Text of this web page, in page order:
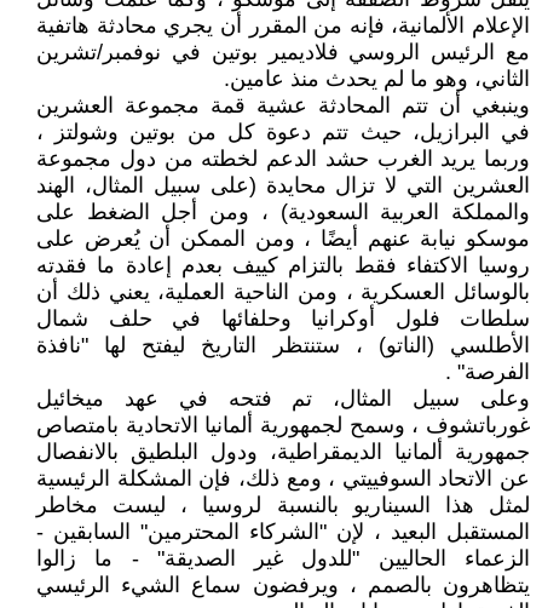
الإعلام الألمانية، فإنه من المقرر أن يجري محادثة هاتفية
مع الرئيس الروسي فلاديمير بوتين في نوفمبر/تشرين
الثاني، وهو ما لم يحدث منذ عامين.
وينبغي أن تتم المحادثة عشية قمة مجموعة العشرين
في البرازيل، حيث تتم دعوة كل من بوتين وشولتز ،
وربما يريد الغرب حشد الدعم لخطته من دول مجموعة
العشرين التي لا تزال محايدة (على سبيل المثال، الهند
والمملكة العربية السعودية) ، ومن أجل الضغط على
موسكو نيابة عنهم أيضًا ، ومن الممكن أن يُعرض على
روسيا الاكتفاء فقط بالتزام كييف بعدم إعادة ما فقدته
بالوسائل العسكرية ، ومن الناحية العملية، يعني ذلك أن
سلطات فلول أوكرانيا وحلفائها في حلف شمال
الأطلسي (الناتو) ، ستنتظر التاريخ ليفتح لها "نافذة
الفرصة" .
وعلى سبيل المثال، تم فتحه في عهد ميخائيل
غورباتشوف ، وسمح لجمهورية ألمانيا الاتحادية بامتصاص
جمهورية ألمانيا الديمقراطية، ودول البلطيق بالانفصال
عن الاتحاد السوفييتي ، ومع ذلك، فإن المشكلة الرئيسية
لمثل هذا السيناريو بالنسبة لروسيا ، ليست مخاطر
المستقبل البعيد ، لإن "الشركاء المحترمين" السابقين -
الزعماء الحاليين "للدول غير الصديقة" - ما زالوا
يتظاهرون بالصمم ، ويرفضون سماع الشيء الرئيسي